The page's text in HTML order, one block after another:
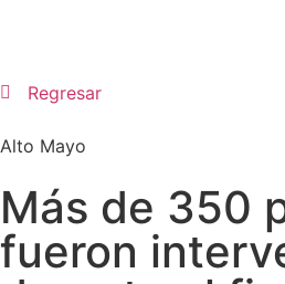
Regresar
Alto Mayo
Más de 350
fueron